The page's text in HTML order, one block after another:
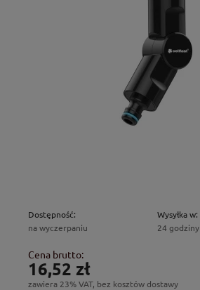
Dostępność:
na wyczerpaniu
Wysyłka w:
24 godziny
Cena brutto:
16,52 zł
zawiera 23% VAT, bez kosztów dostawy